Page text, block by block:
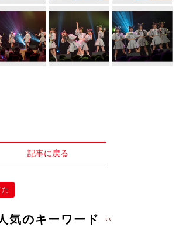
記事に戻る
た
気のキーワード